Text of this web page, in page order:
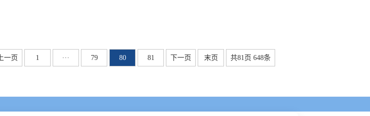
上一页 1 ··· 79 80 81 下一页 末页 共81 页 648条